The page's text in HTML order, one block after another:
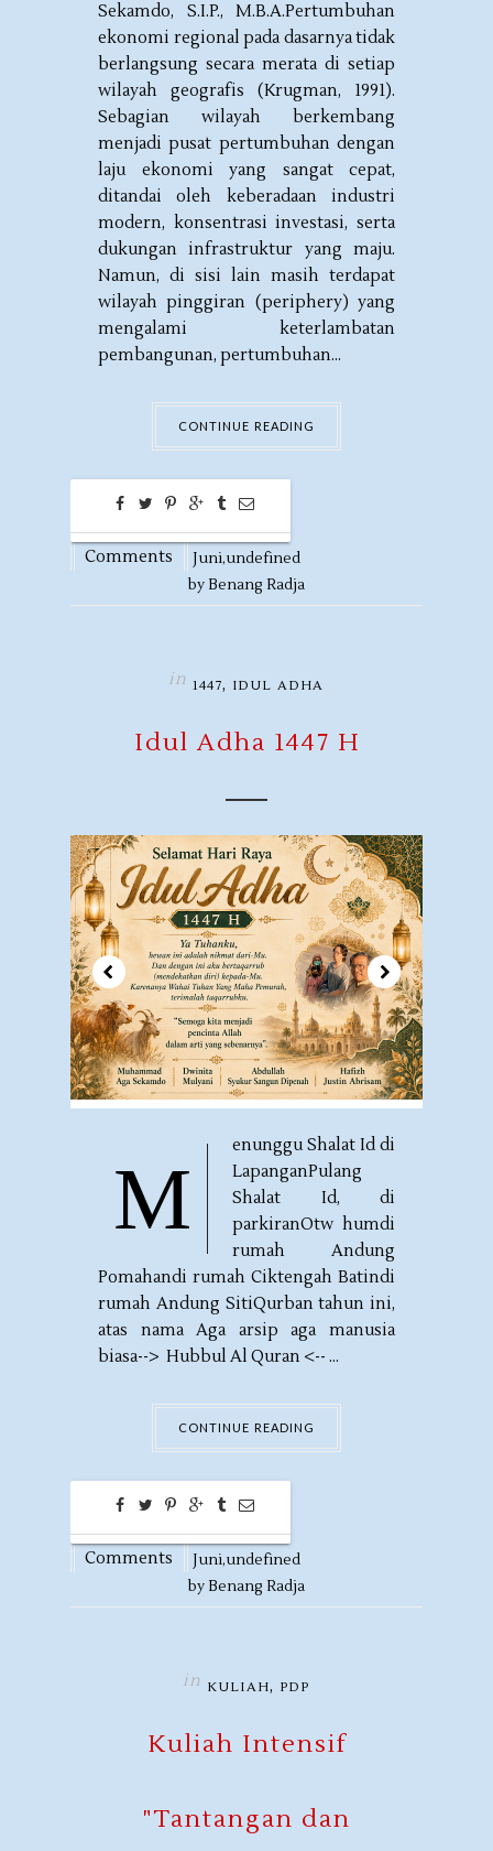
Sekamdo, S.I.P., M.B.A.Pertumbuhan
ekonomi regional pada dasarnya tidak
berlangsung secara merata di setiap
wilayah geografis (Krugman, 1991).
Sebagian wilayah berkembang
menjadi pusat pertumbuhan dengan
laju ekonomi yang sangat cepat,
ditandai oleh keberadaan industri
modern, konsentrasi investasi, serta
dukungan infrastruktur yang maju.
Namun, di sisi lain masih terdapat
wilayah pinggiran (periphery) yang
mengalami keterlambatan
pembangunan, pertumbuhan...
CONTINUE READING
0
Comments
14
Juni,undefined
byBenang Radja
in 1447, IDUL ADHA
Idul Adha 1447 H
M
enunggu Shalat Id di
LapanganPulang
Shalat Id, di
parkiranOtw humdi
rumah Andung
Pomahandi rumah Ciktengah Batindi
rumah Andung SitiQurban tahun ini,
atas nama Aga arsip aga manusia
biasa--> Hubbul Al Quran <-- ...
CONTINUE READING
0
Comments
09
Juni,undefined
byBenang Radja
in KULIAH, PDP
Kuliah Intensif
"Tantangan dan